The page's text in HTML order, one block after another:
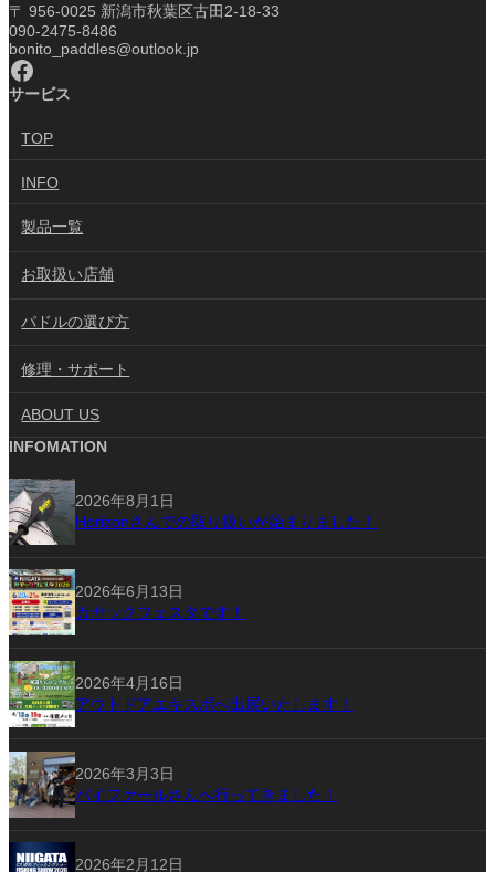
〒 956-0025 新潟市秋葉区古田2-18-33
090-2475-8486
bonito_paddles@outlook.jp
Facebook
サービス
TOP
INFO
製品一覧
お取扱い店舗
パドルの選び方
修理・サポート
ABOUT US
INFOMATION
2026年8月1日
Horizonさんでの取り扱いが始まりました！
2026年6月13日
カヤックフェスタです！
2026年4月16日
アウトドアエキスポへ出展いたします！
2026年3月3日
バイファールさんへ行ってきました！
2026年2月12日